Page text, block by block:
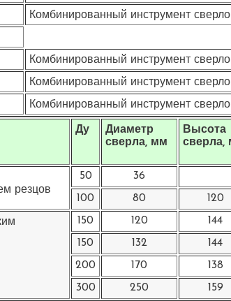
Комбинированный инструмент
Комбинированный инструмент
Комбинированный инструмент
Комбинированный инструмент
Ду
Диаметр
сверла, мм
Высота
сверла,
резцов
50 36
100
80 120
150 120 144
150
132 144
200
170 138
300
250 159